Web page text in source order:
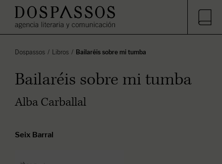
Bailaréis sobre mi tumba
Libros
Dospassos
Bailaréis sobre mi tumba
Alba Carballal
Seix Barral